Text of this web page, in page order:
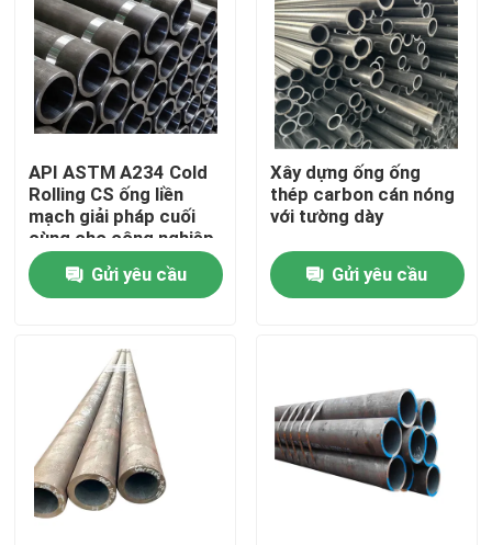
Về chúng tôi
Tham quan nhà máy
Kiểm soát chất lượng
Yêu cầu báo giá
Ống thép không gỉ
cuộn dây thép không gỉ
API ASTM A234 Cold
Rolling CS ống liền
mạch giải pháp cuối
cùng cho công nghiệp
Gửi yêu cầu
Xây dựng ống ống
thép carbon cán nóng
với tường dày
Gửi yêu cầu